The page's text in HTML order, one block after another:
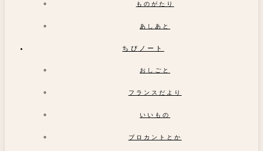
ものがたり
あしあと
ちびノート
おしごと
フランスだより
いいもの
ブロカントとか